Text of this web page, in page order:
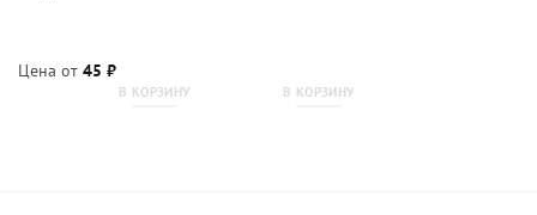
Цена от 45 ₽
В КОРЗИНУ В КОРЗИНУ